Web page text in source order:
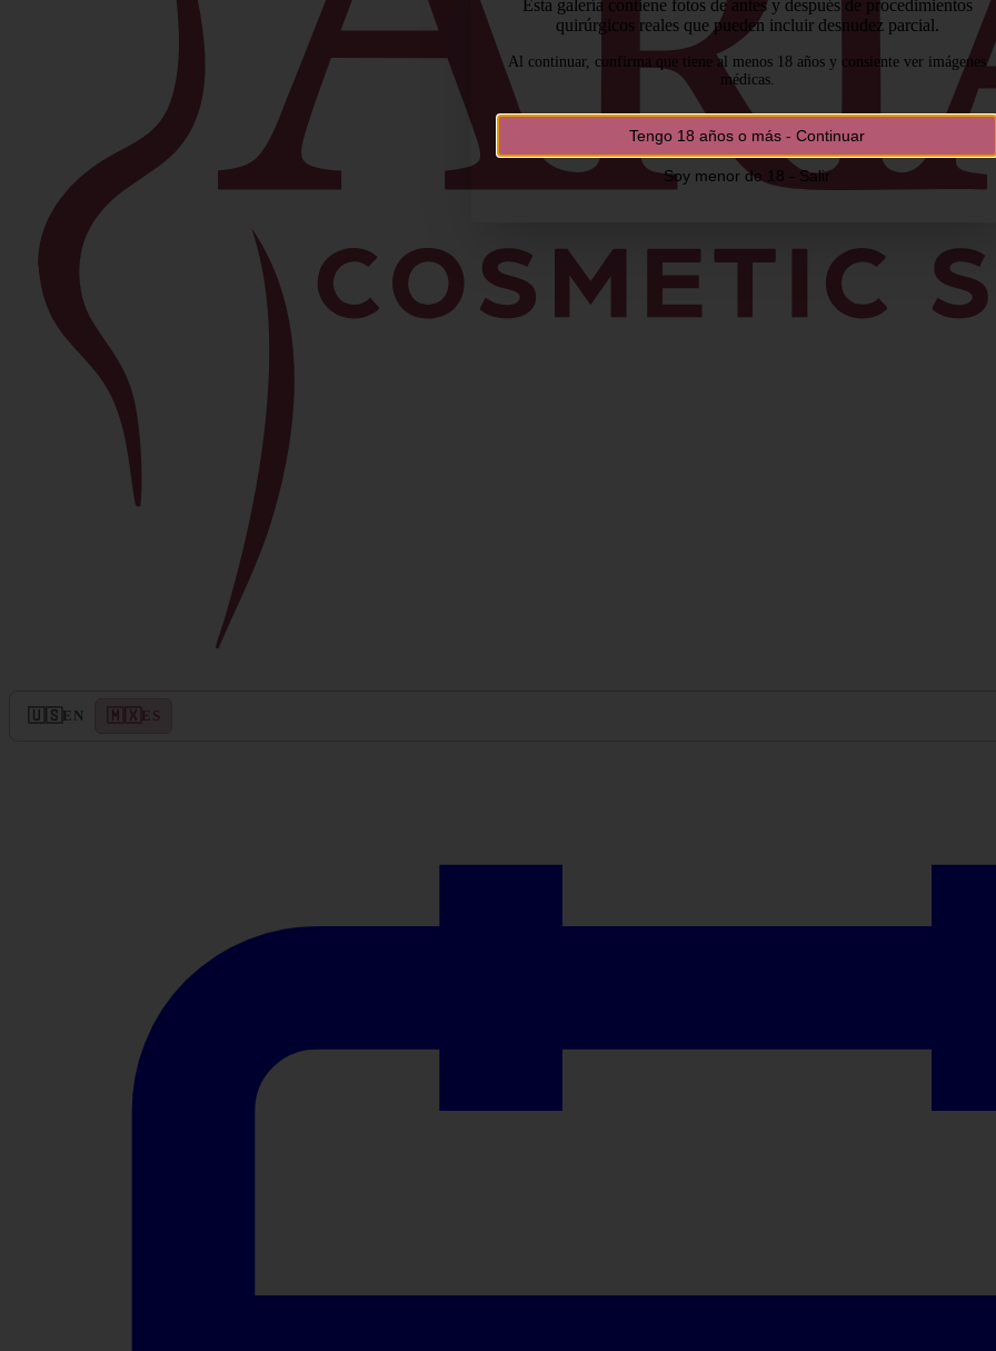
Blefaroplastia
Levantamiento de Cejas
Bichectomía
Lipo de Papada
Lifting Facial
Morpheus8
Lifting de Cuello
Rinoplastia
Ver todos los procedimientos →
🇺🇸 EN 🇲🇽 ES
Esta galería contiene fotos de antes y después de procedimientos
quirúrgicos reales que pueden incluir desnudez parcial.
Al continuar, confirma que tiene al menos 18 años y consiente ver imágenes
médicas.
Tengo 18 años o más - Continuar
Soy menor de 18 - Salir